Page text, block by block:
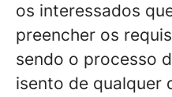
os interessados
preencher os
sendo o processo
isento de qualquer